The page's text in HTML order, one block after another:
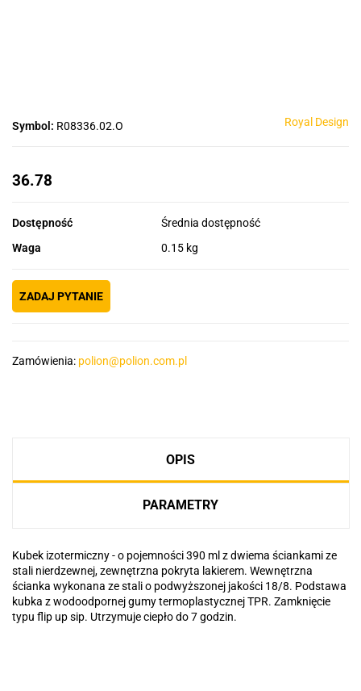
Symbol: R08336.02.O Royal Design
36.78
Dostępność
Średnia dostępność
Waga
0.15 kg
ZADAJ PYTANIE
Zamówienia: polion@polion.com.pl
OPIS
PARAMETRY
Kubek izotermiczny - o pojemności 390 ml z dwiema ściankami ze
stali nierdzewnej, zewnętrzna pokryta lakierem. Wewnętrzna
ścianka wykonana ze stali o podwyższonej jakości 18/8. Podstawa
kubka z wodoodpornej gumy termoplastycznej TPR. Zamknięcie
typu flip up sip. Utrzymuje ciepło do 7 godzin.